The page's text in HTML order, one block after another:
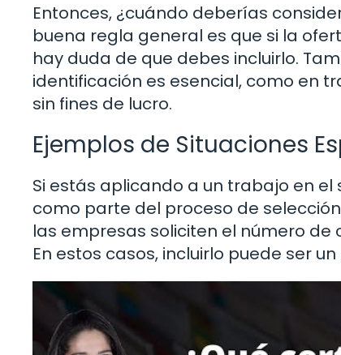
Entonces, ¿cuándo deberías
buena regla general es que si la
hay duda de que debes incluirlo.
identificación es esencial, como en
sin fines de lucro.
Ejemplos de Situaciones
Si estás aplicando a un trabajo en
como parte del proceso de
las empresas soliciten el número
En estos casos, incluirlo puede ser